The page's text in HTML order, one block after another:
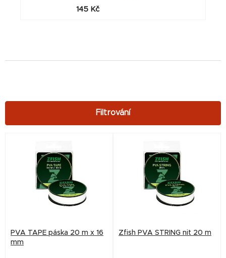
145 Kč
o
PVA TAPE páska 20 m x 16
mm
Zfish PVA STRING nit 20 m